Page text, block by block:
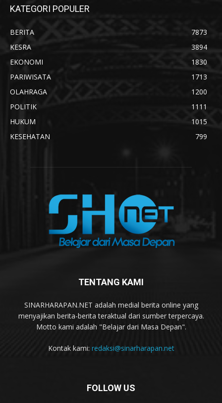
KATEGORI POPULER
BERITA
7873
KESRA
3894
EKONOMI
1830
PARIWISATA
1713
OLAHRAGA
1200
POLITIK
1111
HUKUM
1015
KESEHATAN
799
TENTANG KAMI
SINARHARAPAN.NET adalah medial berita online yang
menyajikan berita-berita teraktual dari sumber terpercaya.
Motto kami adalah "Belajar dari Masa Depan".
Kontak kami: redaksi@sinarharapan.net
FOLLOW US